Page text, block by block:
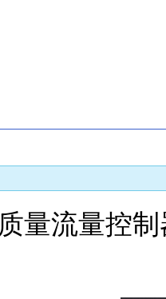
量流量控制